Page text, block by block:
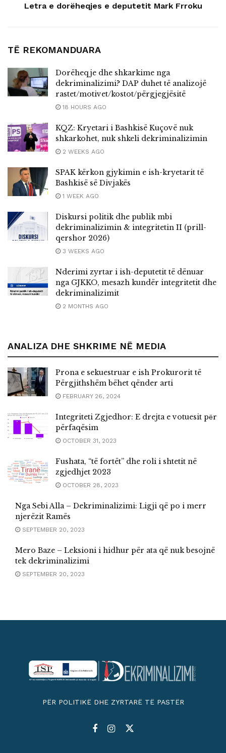
Letra e dorëheqjes e deputetit Mark Frroku
TË REKOMANDUARA
Dorëheqje dhe shkarkime nga
dekriminalizimi? DAP duhet të analizojë
rastet/motivet/kostot/përgjegjësitë
18 HOURS AGO
KQZ: Kryetari i Bashkisë Kuçovë nuk
shkarkohet, nuk shkeli dekriminalizimin
2 WEEKS AGO
SPAK kërkon gjykimin e ish-kryetarit të
Bashkisë së Divjakës
1 WEEK AGO
Diskursi politik dhe publik mbi
dekriminalizimin & integritetin II (prill-
qershor 2026)
3 WEEKS AGO
Nderimi zyrtar i ish-deputetit të dënuar
nga GJKKO, mesazh kundër integritetit dhe
dekriminalizimit
2 MONTHS AGO
ANALIZA DHE SHKRIME NË MEDIA
Prona e sekuestruar e ish Prokurorit të
Përgjithshëm bëhet qënder arti
FEBRUARY 26, 2024
Integriteti Zgjedhor: E drejta e votuesit pёr
përfaqësim
OCTOBER 31, 2023
Fushata, “të fortët” dhe roli i shtetit në
zgjedhjet 2023
OCTOBER 28, 2023
Nga Sebi Alla – Dekriminalizimi: Ligji që po i merr
njerëzit Ramës
SEPTEMBER 20, 2023
Mero Baze – Leksioni i hidhur për ata që nuk besojnë
tek dekriminalizimi
SEPTEMBER 20, 2023
PËR POLITIKË DHE ZYRTARË TË PASTËR